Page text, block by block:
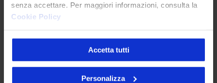
senza accettare. Per maggiori informazioni, consulta la
Cookie Policy
Accetta tutti
Personalizza
Articoli più letti